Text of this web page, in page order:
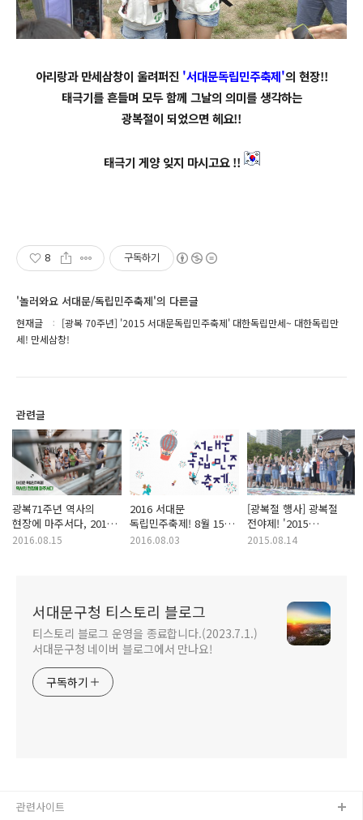
아리랑과 만세삼창이 울려퍼진 '서대문독립민주축제'의 현장!!
태극기를 흔들며 모두 함께 그날의 의미를 생각하는
광복절이 되었으면 헤요!!
태극기 게양 잊지 마시고요 !!
8 구독하기
'놀러와요 서대문/독립민주축제'의 다른글
현재글
[광복 70주년] '2015 서대문독립민주축제' 대한독립만세~ 대한독립만
세! 만세삼창!
관련글
광복71주년 역사의
현장에 마주서다, 2016
서대문 독립민주축제
2016.08.15
2016 서대문
독립민주축제! 8월 15일
광복절 행사는
2016.08.03
[광복절 행사] 광복절
전야제! '2015
서대문독립민주축제'를
2015.08.14
서대문구청 티스토리 블로그
티스토리 블로그 운영을 종료합니다.(2023.7.1.)
서대문구청 네이버 블로그에서 만나요!
구독하기
관련사이트